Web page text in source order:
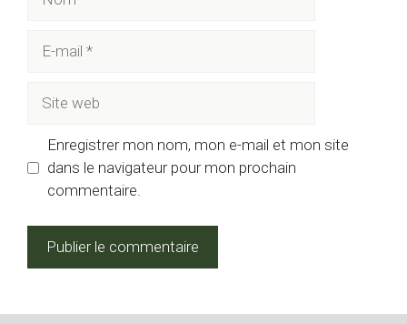
Enregistrer mon nom, mon e-mail et mon site
dans le navigateur pour mon prochain
commentaire.